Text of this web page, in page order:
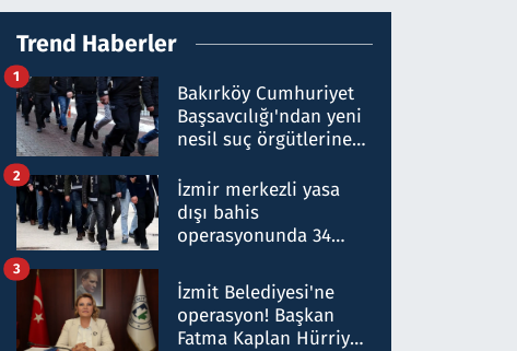
Trend Haberler
Bakırköy Cumhuriyet
Başsavcılığı'ndan yeni
nesil suç örgütlerine
hakkında gözaltı kararı
1
İzmir merkezli yasa
dışı bahis
operasyonunda 34
Milyar liralık para
trafiği tespit edildi
2
İzmit Belediyesi'ne
operasyon! Başkan
Fatma Kaplan Hürriyet
3